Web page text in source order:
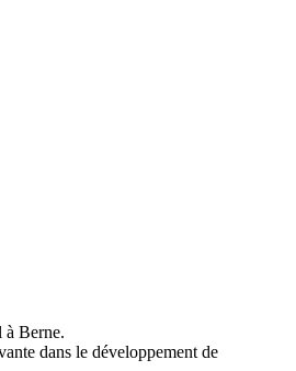
à Berne.
dans le développement de